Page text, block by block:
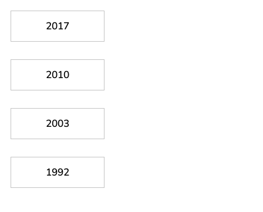
2017
2010
2003
1992